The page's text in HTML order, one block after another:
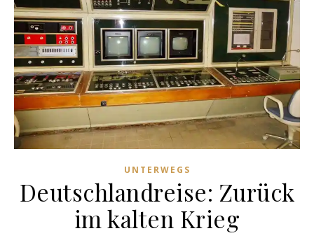
UNTERWEGS
Deutschlandreise: Zurück
im kalten Krieg